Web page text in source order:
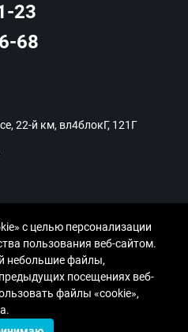
23
68
22-й км, вл4блокГ, 121Г
MARAZZI, ООО
с целью персонализации
пользования веб-сайтом.
небольшие файлы,
посещениях веб-
файлы «cookie»,